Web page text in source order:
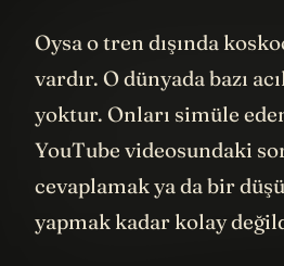
Oysa o tren dışında
vardır. O dünyada bazı
yoktur. Onları simüle
YouTube videosundaki
cevaplamak ya da bir